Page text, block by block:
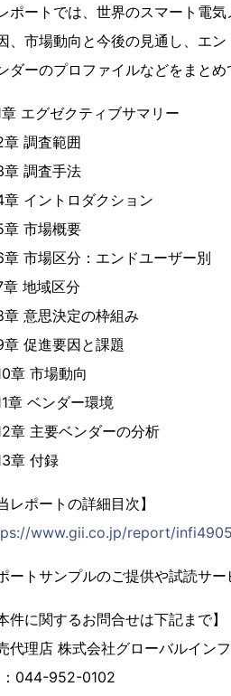
ポートでは、世界のスマート電
、市場動向と今後の見通し、エ
ダーのプロファイルなどをまとめ
章 エグゼクティブサマリー
章 調査範囲
章 調査手法
章 イントロダクション
章 市場概要
章 市場区分：エンドユーザー別
章 地域区分
章 意思決定の枠組み
章 促進要因と課題
章 市場動向
章 ベンダー環境
章 主要ベンダーの分析
章 付録
レポートの詳細目次】
www.gii.co.jp/report/
ートサンプルのご提供や試読サ
本件に関するお問合せは下記まで】
代理店 株式会社グローバルイン
044-952-0102